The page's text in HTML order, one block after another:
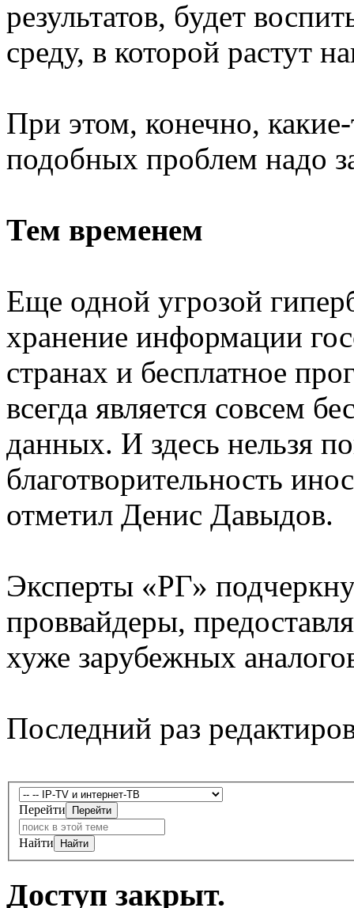
результатов, будет
среду, в которой растут
При этом, конечно,
подобных проблем надо
Тем временем
Еще одной угрозой
хранение информации
странах и бесплатное
всегда является совсем
данных. И здесь нельзя
благотворительность
отметил Денис Давыдов.
Эксперты «РГ»
проввайдеры,
хуже зарубежных
Последний раз
Перейти
Найти
Доступ закрыт.